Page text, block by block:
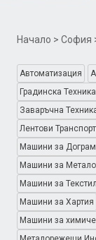
Начало > София
Автоматизация
Градинска Техника
Заваръчна
Лентови
Машини за
Машини за
Машини за Текстил
Машини за Хартия
Машини за